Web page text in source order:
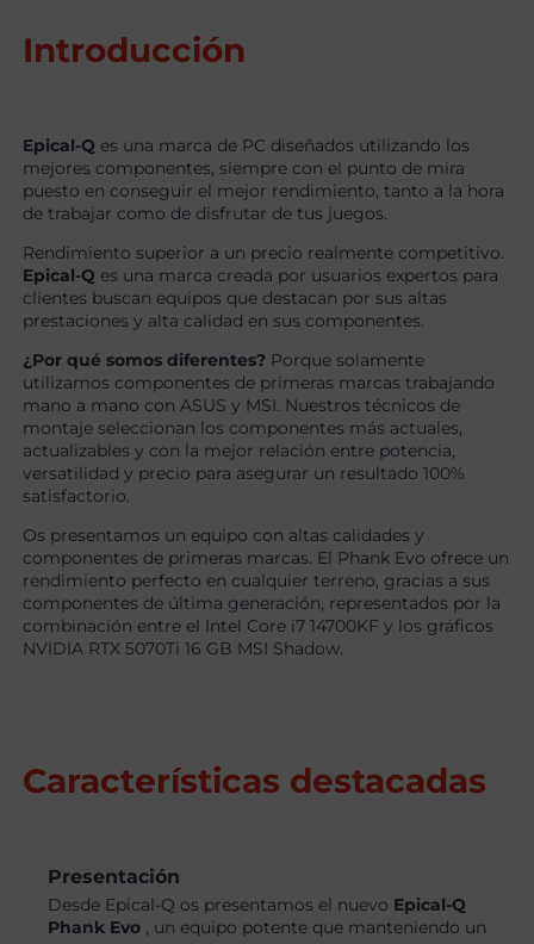
Introducción
Epical-Q es una marca de PC diseñados utilizando los
mejores componentes, siempre con el punto de mira
puesto en conseguir el mejor rendimiento, tanto a la hora
de trabajar como de disfrutar de tus juegos.
Rendimiento superior a un precio realmente competitivo.
Epical-Q es una marca creada por usuarios expertos para
clientes buscan equipos que destacan por sus altas
prestaciones y alta calidad en sus componentes.
¿Por qué somos diferentes? Porque solamente
utilizamos componentes de primeras marcas trabajando
mano a mano con ASUS y MSI. Nuestros técnicos de
montaje seleccionan los componentes más actuales,
actualizables y con la mejor relación entre potencia,
versatilidad y precio para asegurar un resultado 100%
satisfactorio.
Os presentamos un equipo con altas calidades y
componentes de primeras marcas. El Phank Evo ofrece un
rendimiento perfecto en cualquier terreno, gracias a sus
componentes de última generación, representados por la
combinación entre el Intel Core i7 14700KF y los gráficos
NVIDIA RTX 5070Ti 16 GB MSI Shadow.
Características destacadas
Presentación
Desde Epical-Q os presentamos el nuevo Epical-Q
Phank Evo , un equipo potente que manteniendo un